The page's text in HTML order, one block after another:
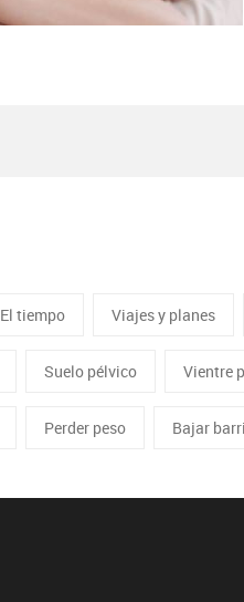
El tiempo Viajes y planes
Suelo pélvico Vientre
Perder peso Bajar